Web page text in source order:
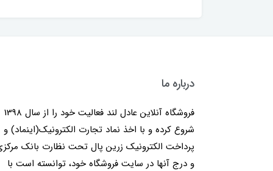
درباره ما
فروشگاه آنلاین عادل لند فعالیت خود را از سال 1398
شروع کرده و با اخذ نماد تجارت الکترونیک(اینماد) و
پرداخت الکترونیک زرین پال تحت نظارت بانک
و درج آنها در سایت فروشگاه خود، توانسته است با